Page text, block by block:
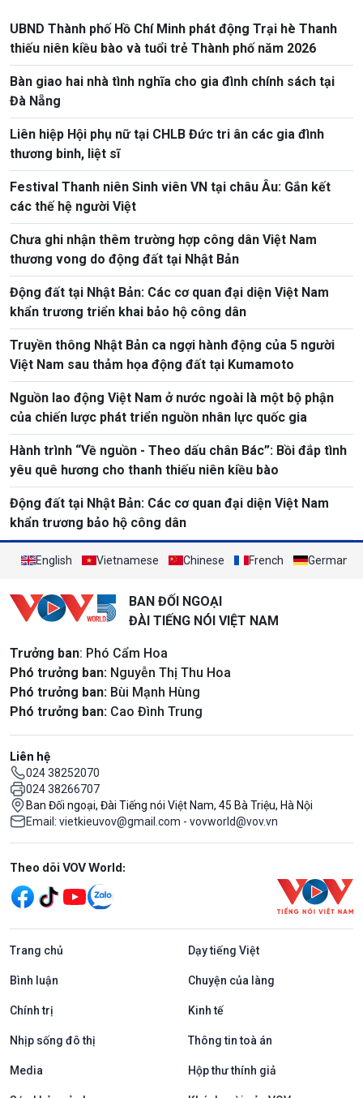
UBND Thành phố Hồ Chí Minh phát động Trại hè Thanh
thiếu niên kiều bào và tuổi trẻ Thành phố năm 2026
Bàn giao hai nhà tình nghĩa cho gia đình chính sách tại
Đà Nẵng
Liên hiệp Hội phụ nữ tại CHLB Đức tri ân các gia đình
thương binh, liệt sĩ
Festival Thanh niên Sinh viên VN tại châu Âu: Gắn kết
các thế hệ người Việt
Chưa ghi nhận thêm trường hợp công dân Việt Nam
thương vong do động đất tại Nhật Bản
Động đất tại Nhật Bản: Các cơ quan đại diện Việt Nam
khẩn trương triển khai bảo hộ công dân
Truyền thông Nhật Bản ca ngợi hành động của 5 người
Việt Nam sau thảm họa động đất tại Kumamoto
Nguồn lao động Việt Nam ở nước ngoài là một bộ phận
của chiến lược phát triển nguồn nhân lực quốc gia
Hành trình “Về nguồn - Theo dấu chân Bác”: Bồi đắp tình
yêu quê hương cho thanh thiếu niên kiều bào
Động đất tại Nhật Bản: Các cơ quan đại diện Việt Nam
khẩn trương bảo hộ công dân
English Vietnamese Chinese French German
BAN ĐỐI NGOẠI
ĐÀI TIẾNG NÓI VIỆT NAM
Trưởng ban: Phó Cẩm Hoa
Phó trưởng ban: Nguyễn Thị Thu Hoa
Phó trưởng ban: Bùi Mạnh Hùng
Phó trưởng ban: Cao Đình Trung
Liên hệ
024 38252070
024 38266707
Ban Đối ngoại, Đài Tiếng nói Việt Nam, 45 Bà Triệu, Hà Nội
Email: vietkieuvov@gmail.com - vovworld@vov.vn
Mạng xã hội
Theo dõi VOV World:
Trang chủ Dạy tiếng Việt
Bình luận Chuyện của làng
Chính trị Kinh tế
Nhịp sống đô thị Thông tin toà án
Media Hộp thư thính giả